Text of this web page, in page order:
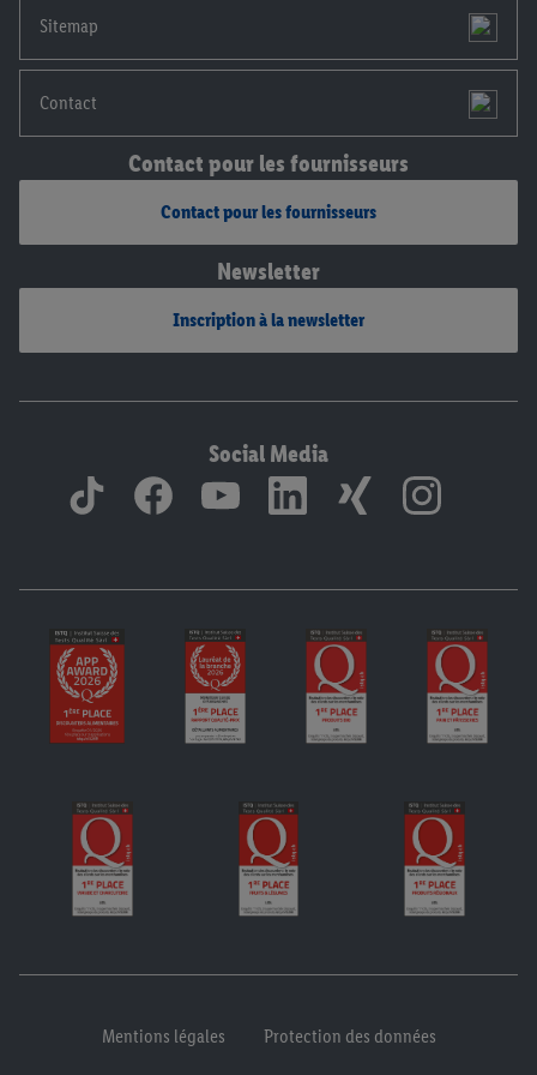
Sitemap
Contact
Contact pour les fournisseurs
Contact pour les fournisseurs
Newsletter
Inscription à la newsletter
Social Media
Mentions légales
Protection des données